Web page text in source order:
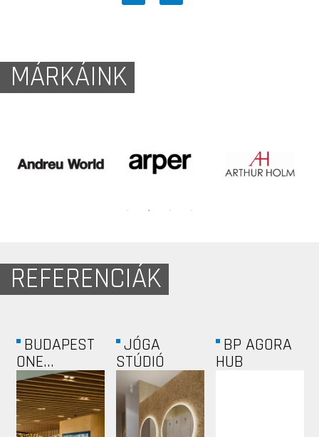
MÁRKÁINK
REFERENCIÁK
BUDAPEST
ONE...
JÓGA
STÚDIÓ
BP AGORA
HUB